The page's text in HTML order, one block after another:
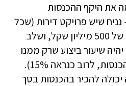
את היקף ההכנסות
שיש פרויקט דירות (שכל
הדירות בו נמכרו) בהיקף של 500 מיליון שקל, ושלב
30% (ככלל, יהיה שיעור ביצוע שרק ממנו
ואילך יהיה ניתן להכיר בהכנסות, לרוב כנראה 15%).
להכיר בהכנסות בסך